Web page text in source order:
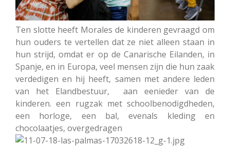
Ten slotte heeft Morales de kinderen gevraagd om
hun ouders te vertellen dat ze niet alleen staan in
hun strijd, omdat er op de Canarische Eilanden, in
Spanje, en in Europa, veel mensen zijn die hun zaak
verdedigen en hij heeft, samen met andere leden
van het Elandbestuur, aan eenieder van de
kinderen. een rugzak met schoolbenodigdheden,
een horloge, een bal, evenals kleding en
chocolaatjes, overgedragen